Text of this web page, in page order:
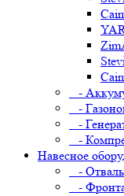
-
-
-
-
Навесное
-
-